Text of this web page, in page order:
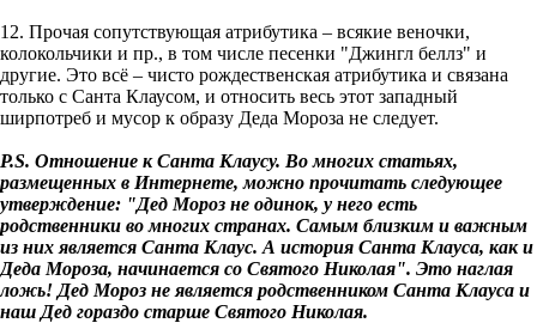
12. Прочая сопутствующая атрибутика – всякие веночки,
колокольчики и пр., в том числе песенки "Джингл беллз" и
другие. Это всё – чисто рождественская атрибутика и связана
только с Санта Клаусом, и относить весь этот западный
ширпотреб и мусор к образу Деда Мороза не следует.
P.S. Отношение к Санта Клаусу. Во многих статьях,
размещенных в Интернете, можно прочитать следующее
утверждение: "Дед Мороз не одинок, у него есть
родственники во многих странах. Самым близким и важным
из них является Санта Клаус. А история Санта Клауса, как и
Деда Мороза, начинается со Святого Николая". Это наглая
ложь! Дед Мороз не является родственником Санта Клауса и
наш Дед гораздо старше Святого Николая.